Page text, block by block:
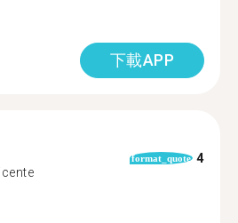
下載APP
format_quote 4